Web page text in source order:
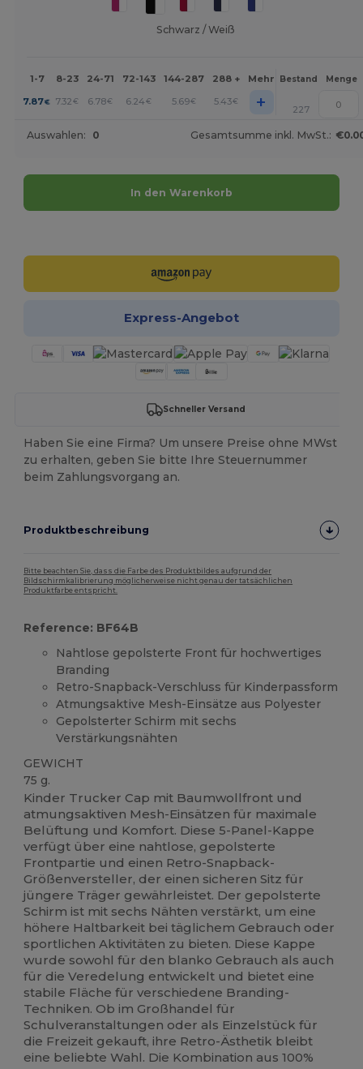
Schwarz / Weiß
1-7 8-23 24-71 72-143 144-287 288 + Mehr Bestand Menge
7.87€ 7.32 € 6.78€ 6.24 € 5.69€ 5.43€ + 227
Auswahlen: 0 Gesamtsumme inkl. MwSt.:
In den Warenkorb
Express-Angebot
Schneller Versand
Haben Sie eine Firma? Um unsere Preise ohne MWst
zu erhalten, geben Sie bitte Ihre Steuernummer
beim Zahlungsvorgang an.
Produktbeschreibung
Bitte beachten Sie, dass die Farbe des Produktbildes aufgrund der
Bildschirmkalibrierung möglicherweise nicht genau der tatsächlichen
Produktfarbe entspricht.
Reference: BF64B
Nahtlose gepolsterte Front für hochwertiges
Branding
Retro-Snapback-Verschluss für Kinderpassform
Atmungsaktive Mesh-Einsätze aus Polyester
Gepolsterter Schirm mit sechs
Verstärkungsnähten
GEWICHT
75 g.
Kinder Trucker Cap mit Baumwollfront und
atmungsaktiven Mesh-Einsätzen für maximale
Belüftung und Komfort. Diese 5-Panel-Kappe
verfügt über eine nahtlose, gepolsterte
Frontpartie und einen Retro-Snapback-
Größenversteller, der einen sicheren Sitz für
jüngere Träger gewährleistet. Der gepolsterte
Schirm ist mit sechs Nähten verstärkt, um eine
höhere Haltbarkeit bei täglichem Gebrauch oder
sportlichen Aktivitäten zu bieten. Diese Kappe
wurde sowohl für den blanko Gebrauch als auch
für die Veredelung entwickelt und bietet eine
stabile Fläche für verschiedene Branding-
Techniken. Ob im Großhandel für
Schulveranstaltungen oder als Einzelstück für
die Freizeit gekauft, ihre Retro-Ästhetik bleibt
eine beliebte Wahl. Die Kombination aus 100%